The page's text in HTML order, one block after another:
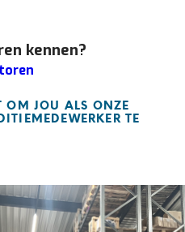
kennen?
OM JOU ALS ONZE
TE